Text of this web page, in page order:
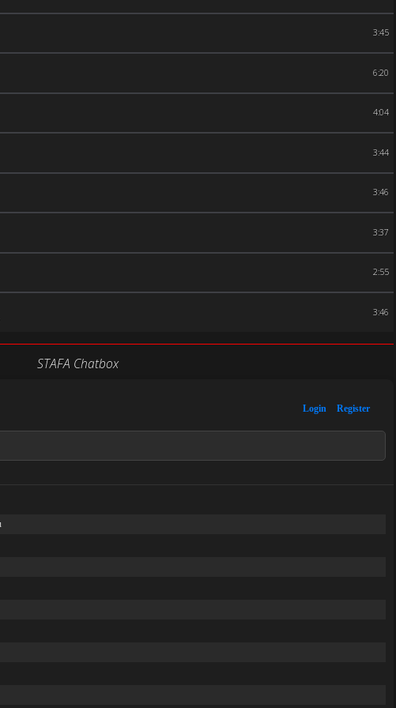
3:45
6:20
4:04
3:44
3:46
3:37
2:55
3:46
STAFA Chatbox